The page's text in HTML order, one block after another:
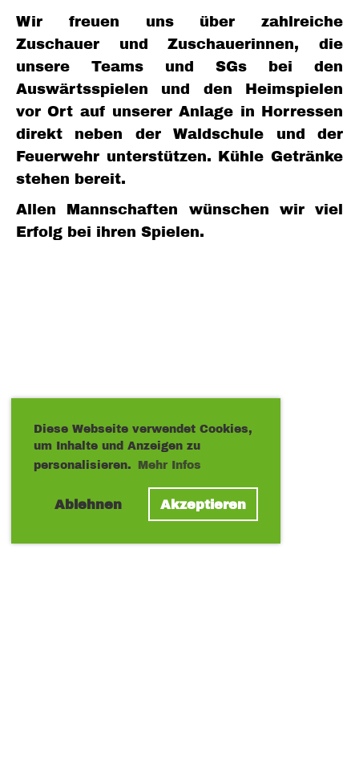
Diese Webseite verwendet Cookies,
um Inhalte und Anzeigen zu
personalisieren.
Mehr Infos
Ablehnen Akzeptieren
Wir freuen uns über zahlreiche
Zuschauer und Zuschauerinnen, die
unsere Teams und SGs bei den
Auswärtsspielen und den Heimspielen
vor Ort auf unserer Anlage in Horressen
direkt neben der Waldschule und der
Feuerwehr unterstützen. Kühle Getränke
stehen bereit.
Allen Mannschaften wünschen wir viel
Erfolg bei ihren Spielen.